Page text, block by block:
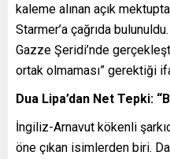
kaleme alınan açık
Starmer’a çağrıda
Gazze Şeridi’nde
ortak olmaması” gerektiği
Dua Lipa’dan Net Tepki:
İngiliz-Arnavut kökenli
öne çıkan isimlerden biri.